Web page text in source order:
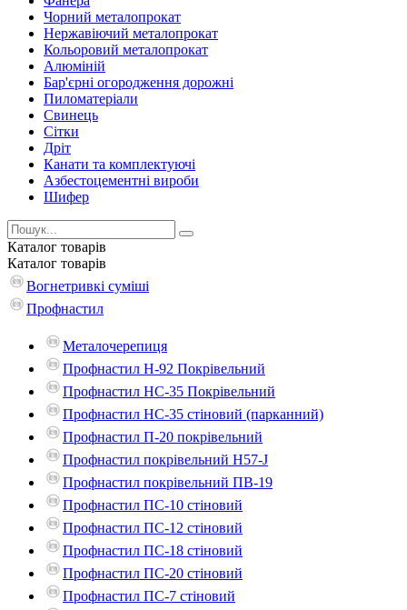
Чорний металопрокат
Нержавіючий металопрокат
Кольоровий металопрокат
Алюміній
Бар'єрні огородження дорожні
Пиломатеріали
Cвинець
Сітки
Дріт
Канати та комплектуючі
Азбестоцементні вироби
Шифер
Каталог товарів
Каталог товарів
Вогнетривкі суміші
Профнастил
Металочерепиця
Профнастил Н-92 Покрівельний
Профнастил НС-35 Покрівельний
Профнастил НС-35 стіновий (парканний)
Профнастил П-20 покрівельний
Профнастил покрівельний H57-J
Профнастил покрівельний ПВ-19
Профнастил ПС-10 стіновий
Профнастил ПС-12 стіновий
Профнастил ПС-18 стіновий
Профнастил ПС-20 стіновий
Профнастил ПС-7 стіновий